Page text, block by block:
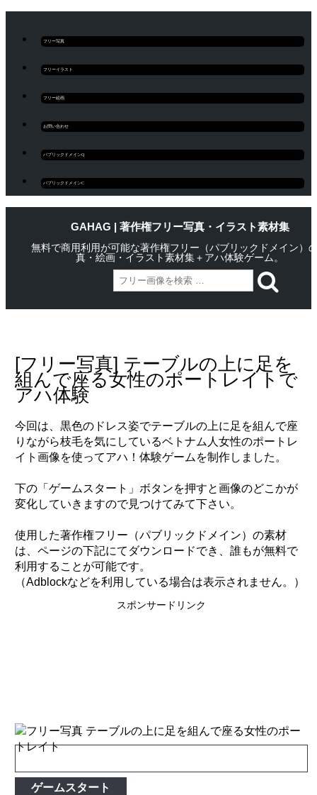
フリー写真
フリーイラスト
フリー絵画
お問い合わせ
パブリックドメインQ
パブリックドメインC
GAHAG | 著作権フリー写真・イラスト素材集
無料で商用利用が可能な著作権フリー（パブリックドメイン）
真・絵画・イラスト素材集＋アハ体験ゲーム。
[フリー写真] テーブルの上に足を
組んで座る女性のポートレイトで
アハ体験
今回は、黒色のドレス姿でテーブルの上に足を組んで座
りながら枝毛を気にしているベトナム人女性のポートレ
イト画像を使ってアハ！体験ゲームを制作しました。
下の「ゲームスタート」ボタンを押すと画像のどこかが
変化していきますので見つけてみて下さい。
使用した著作権フリー（パブリックドメイン）の素材
は、ページの下記にてダウンロードでき、誰もが無料で
利用することが可能です。
（Adblockなどを利用している場合は表示されません。）
スポンサードリンク
ゲームスタート